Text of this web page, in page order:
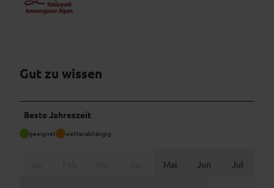
Gut zu wissen
Beste Jahreszeit
geeignet wetterabhängig
Mai Jun Jul